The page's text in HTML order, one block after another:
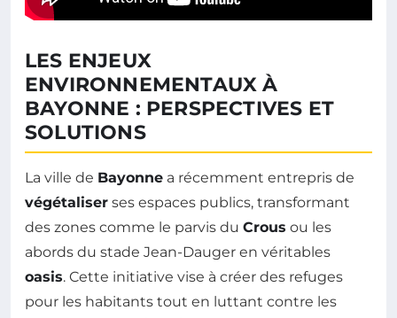
LES ENJEUX
ENVIRONNEMENTAUX À
BAYONNE : PERSPECTIVES ET
SOLUTIONS
La ville de Bayonne a récemment entrepris de
végétaliser ses espaces publics, transformant
des zones comme le parvis du Crous ou les
abords du stade Jean-Dauger en véritables
oasis. Cette initiative vise à créer des refuges
pour les habitants tout en luttant contre les